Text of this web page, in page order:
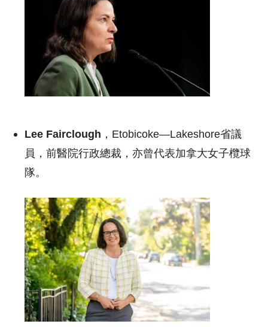
Lee Fairclough ，Etobicoke—Lakeshore省議
員，前醫院行政總裁，亦曾代表加拿大女子欖球
隊。